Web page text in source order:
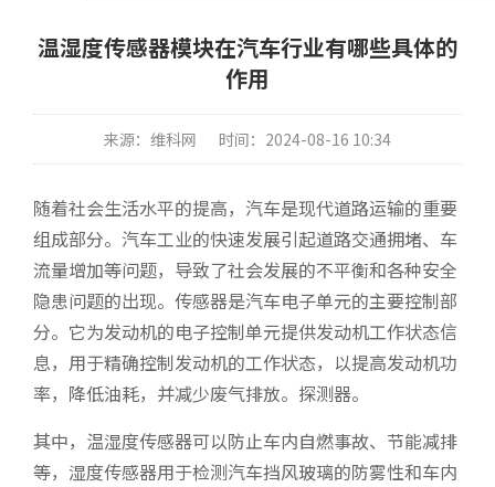
温湿度传感器模块在汽车行业有哪些具体的
作用
来源：维科网 时间：2024-08-16 10:34
随着社会生活水平的提高，汽车是现代道路运输的重要
组成部分。汽车工业的快速发展引起道路交通拥堵、车
流量增加等问题，导致了社会发展的不平衡和各种安全
隐患问题的出现。传感器是汽车电子单元的主要控制部
分。它为发动机的电子控制单元提供发动机工作状态信
息，用于精确控制发动机的工作状态，以提高发动机功
率，降低油耗，并减少废气排放。探测器。
其中，温湿度传感器可以防止车内自燃事故、节能减排
等，湿度传感器用于检测汽车挡风玻璃的防雾性和车内